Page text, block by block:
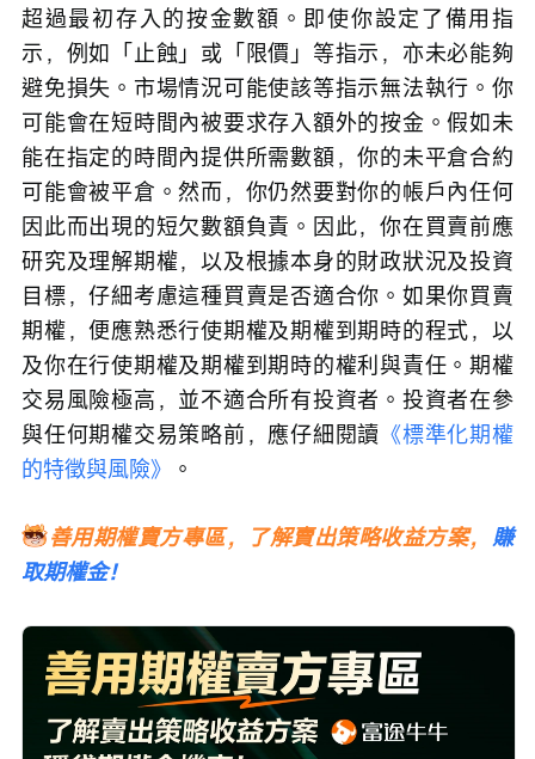
超過最初存入的按金數額。即使你設定了備用指
示，例如「止蝕」或「限價」等指示，亦未必能夠
避免損失。市場情況可能使該等指示無法執行。你
可能會在短時間內被要求存入額外的按金。假如未
能在指定的時間內提供所需數額，你的未平倉合約
可能會被平倉。然而，你仍然要對你的帳戶內任何
因此而出現的短欠數額負責。因此，你在買賣前應
研究及理解期權，以及根據本身的財政狀況及投資
目標，仔細考慮這種買賣是否適合你。如果你買賣
期權，便應熟悉行使期權及期權到期時的程式，以
及你在行使期權及期權到期時的權利與責任。期權
交易風險極高，並不適合所有投資者。投資者在參
與任何期權交易策略前，應仔細閱讀 《標準化期權
的特徵與風險》
。
善用期權賣方專區，了解賣出策略收益方案， 賺
取期權金！